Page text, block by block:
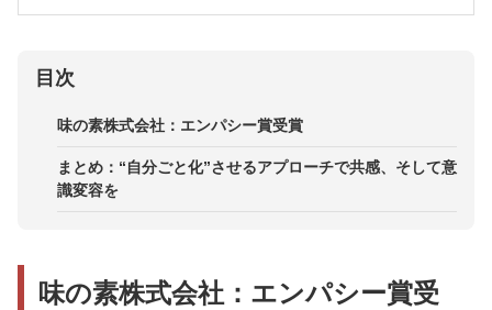
目次
味の素株式会社：エンパシー賞受賞
まとめ：“自分ごと化”させるアプローチで共感、そして意
識変容を
味の素株式会社：エンパシー賞受